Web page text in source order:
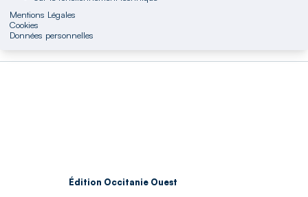
Mentions Légales
Cookies
Données personnelles
Édition Occitanie Ouest